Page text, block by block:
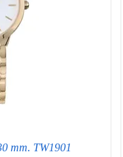
mm. TW1901